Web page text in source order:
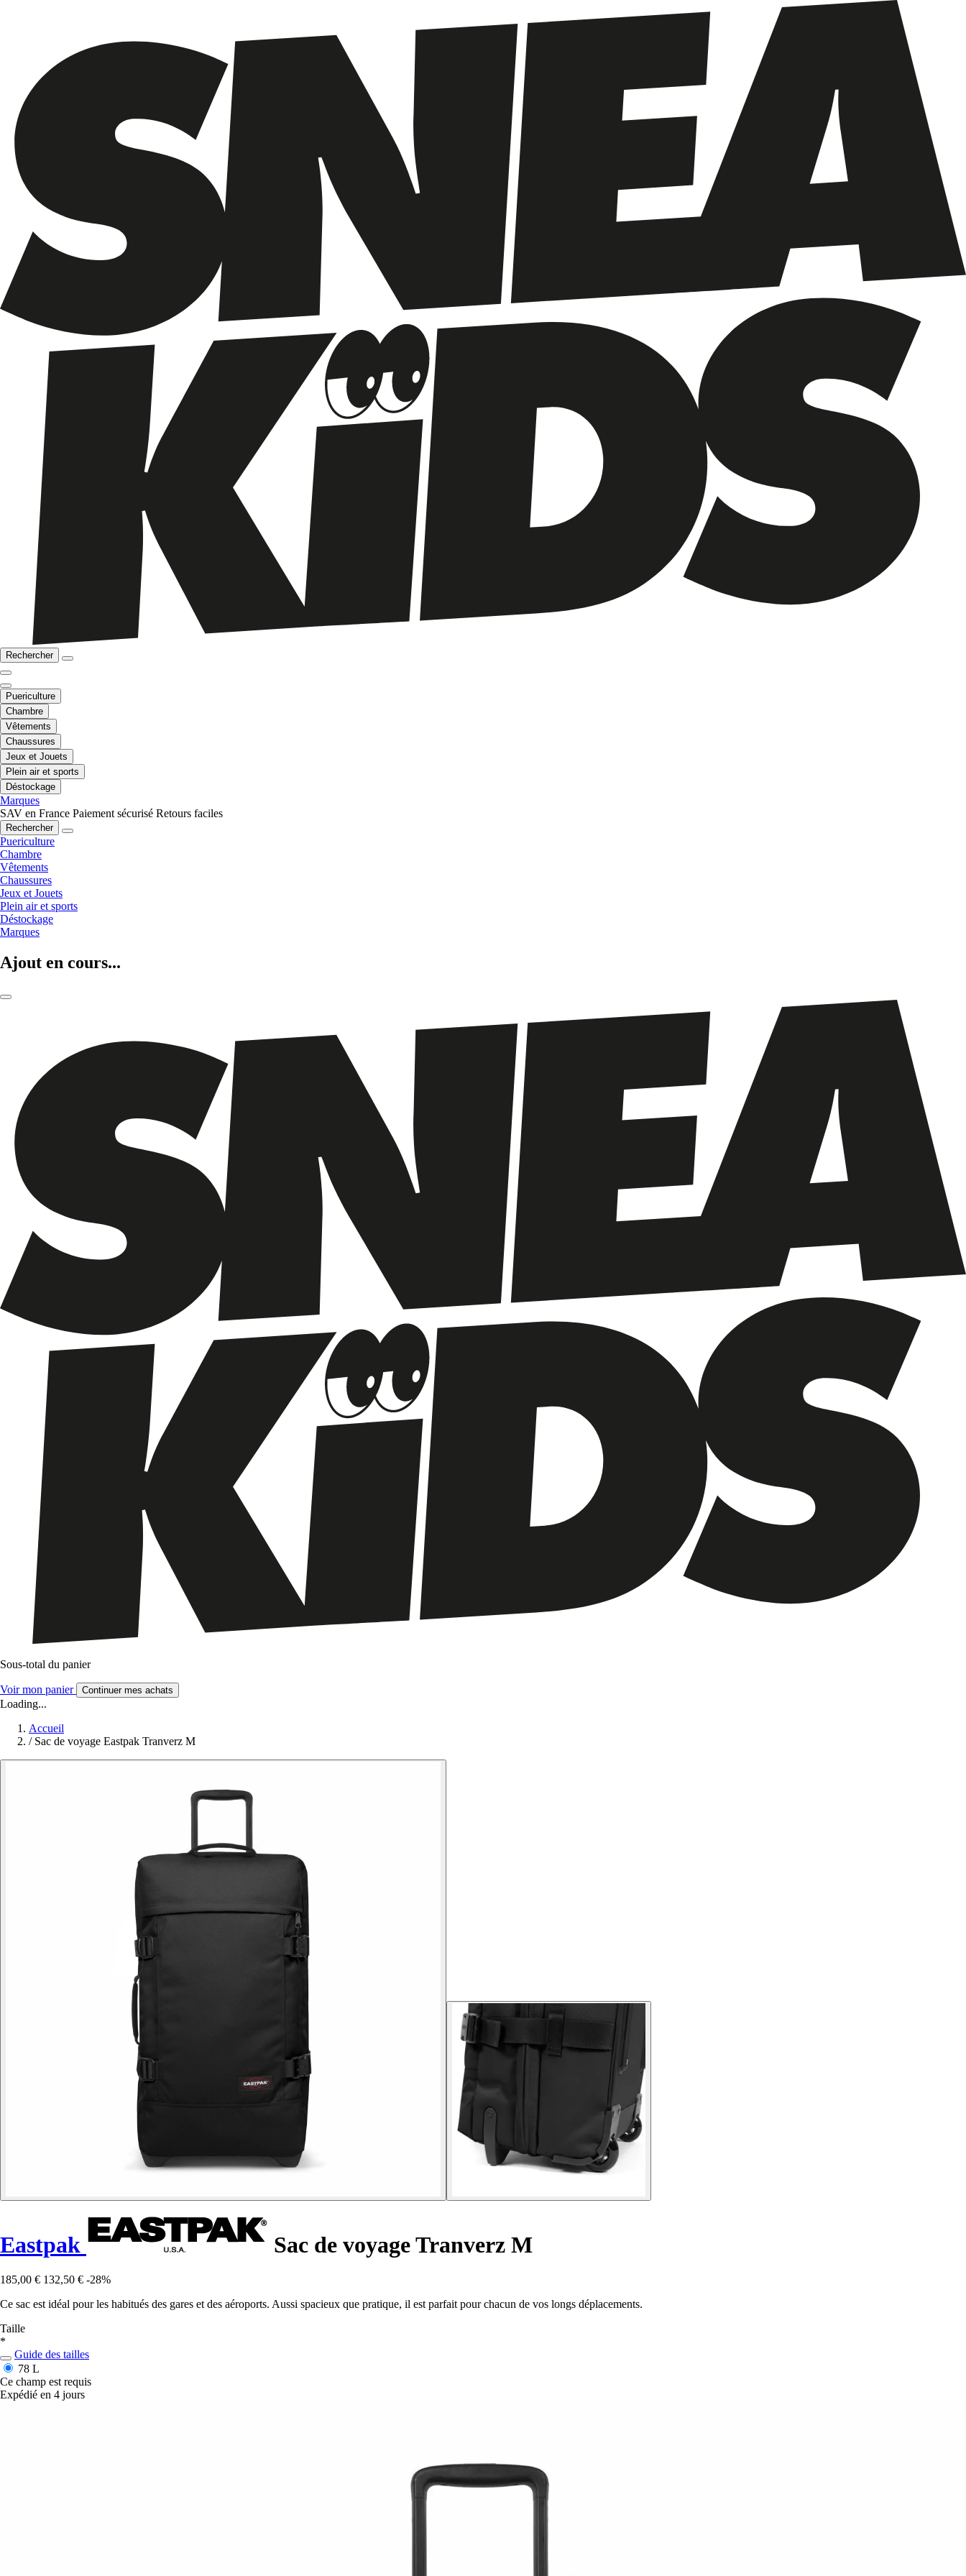
Rechercher
Puericulture
Chambre
Vêtements
Chaussures
Jeux et Jouets
Plein air et sports
Déstockage
Marques
SAV en France Paiement sécurisé Retours faciles
Rechercher
Puericulture
Chambre
Vêtements
Chaussures
Jeux et Jouets
Plein air et sports
Déstockage
Marques
Ajout en cours...
Sous-total du panier
Voir mon panier Continuer mes achats
Loading...
Accueil
/ Sac de voyage Eastpak Tranverz M
Eastpak Sac de voyage Tranverz M
185,00 € 132,50 € -28%
Ce sac est idéal pour les habitués des gares et des aéroports. Aussi spacieux que pratique, il est parfait pour chacun de vos longs déplacements.
Taille
*
Guide des tailles
78 L
Ce champ est requis
Expédié en 4 jours